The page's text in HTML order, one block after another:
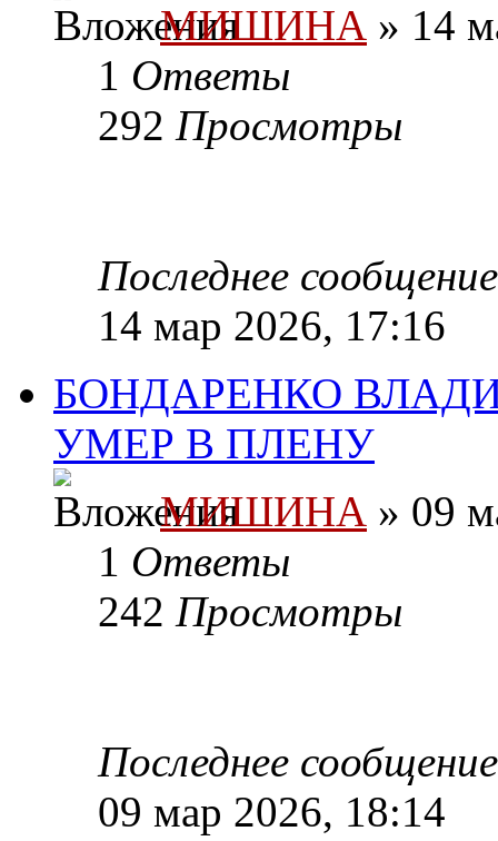
МИШИНА » 14
1 Ответы
292 Просмотры
Последнее
14 мар 2026, 17:16
БОНДАРЕНКО
УМЕР В ПЛЕНУ
МИШИНА » 09
1 Ответы
242 Просмотры
Последнее
09 мар 2026, 18:14